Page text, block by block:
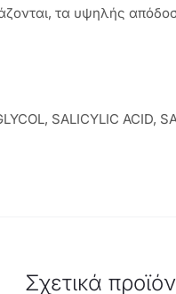
τα υψηλής
SALICYLIC ACID,
Σχετικά